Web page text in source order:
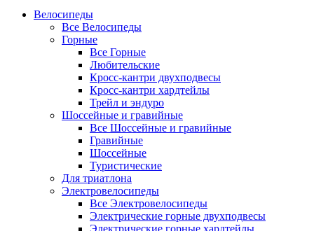
Велосипеды
Все Велосипеды
Горные
Все Горные
Любительские
Кросс-кантри двухподвесы
Кросс-кантри хардтейлы
Трейл и эндуро
Шоссейные и гравийные
Все Шоссейные и гравийные
Гравийные
Шоссейные
Туристические
Для триатлона
Электровелосипеды
Все Электровелосипеды
Электрические горные двухподвесы
Электрические горные хардтейлы